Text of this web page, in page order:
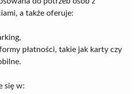
a także oferuje:
płatności, takie jak karty czy
się w: